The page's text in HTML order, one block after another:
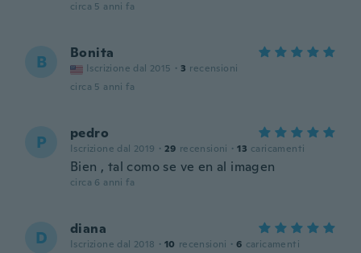
circa 5 anni fa
B Bonita
Iscrizione dal 2015 · 3 recensioni
circa 5 anni fa
P pedro
Iscrizione dal 2019 · 29 recensioni · 13 caricamenti
Bien , tal como se ve en al imagen
circa 6 anni fa
D diana
Iscrizione dal 2018 · 10 recensioni · 6 caricamenti